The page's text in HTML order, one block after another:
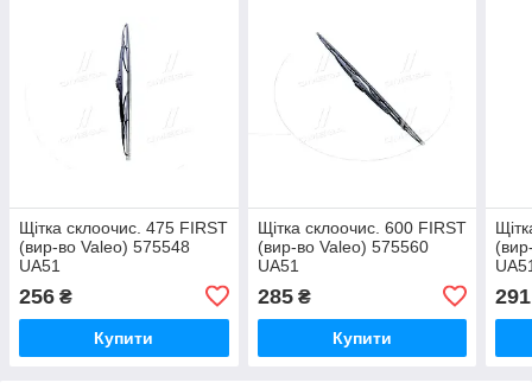
Щітка склоочис. 475 FIRST
(вир-во Valeo) 575548
UA51
256 ₴
Купити
Щітка склоочис. 600 FIRST
(вир-во Valeo) 575560
UA51
285₴
Купити
291